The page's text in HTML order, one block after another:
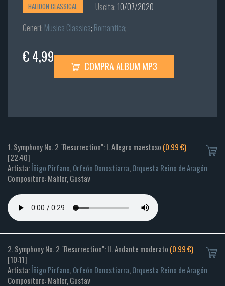
HALIDON CLASSICAL Uscita: 10/07/2020
Generi: Musica Classica; Romantica;
€ 4,99
COMPRA ALBUM MP3
1. Symphony No. 2 "Resurrection": I. Allegro maestoso (0.99 €)
[22:40]
Artista:Íñigo Pirfano,Orfeón Donostiarra,Orquesta Reino de Aragón
Compositore: Mahler, Gustav
2. Symphony No. 2 "Resurrection": II. Andante moderato (0.99 €)
[10:11]
Artista:Íñigo Pirfano,Orfeón Donostiarra,Orquesta Reino de Aragón
Compositore: Mahler, Gustav